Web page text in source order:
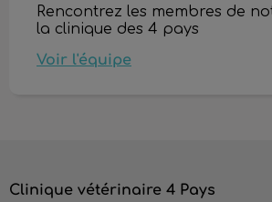
Rencontrez les membres de
la clinique des 4 pays
Voir l'équipe
Clinique vétérinaire 4 Pays